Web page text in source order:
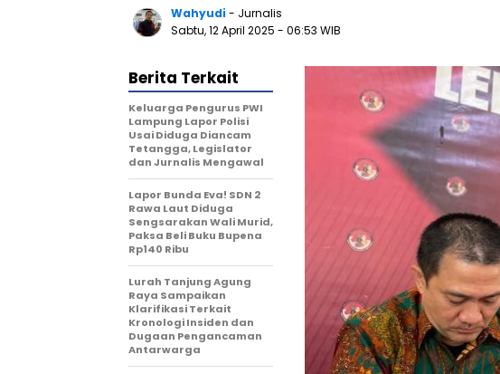
Wahyudi- Jurnalis
Sabtu, 12 April 2025 - 06:53 WIB
Berita Terkait
Keluarga Pengurus PWI
Lampung Lapor Polisi
Usai Diduga Diancam
Tetangga, Legislator
dan Jurnalis Mengawal
Lapor Bunda Eva! SDN 2
Rawa Laut Diduga
Sengsarakan Wali Murid,
Paksa Beli Buku Bupena
Rp140 Ribu
Lurah Tanjung Agung
Raya Sampaikan
Klarifikasi Terkait
Kronologi Insiden dan
Dugaan Pengancaman
Antarwarga